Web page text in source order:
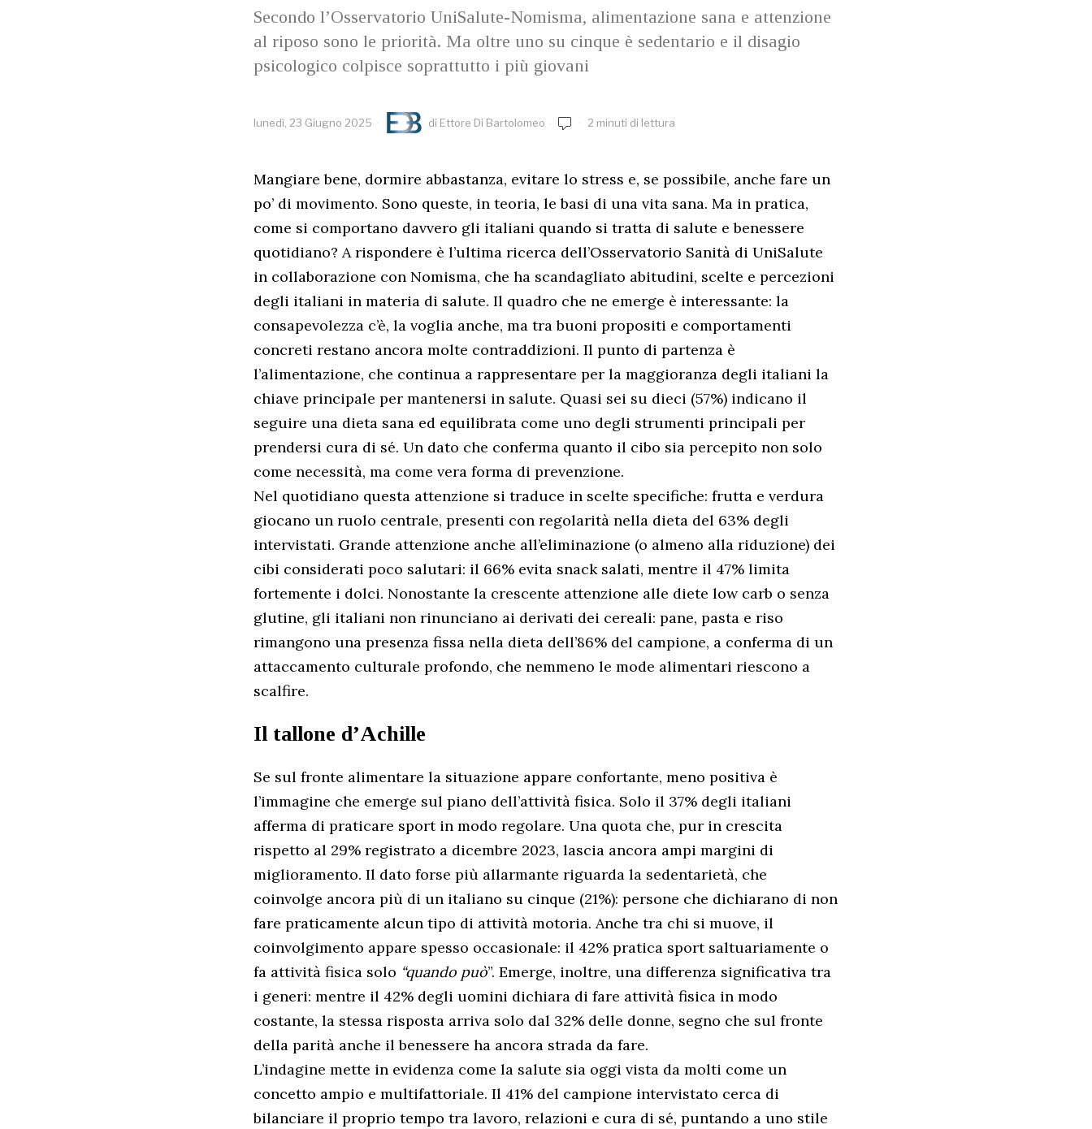
Secondo l’Osservatorio UniSalute-Nomisma, alimentazione sana e attenzione
al riposo sono le priorità. Ma oltre uno su cinque è sedentario e il disagio
psicologico colpisce soprattutto i più giovani
lunedì, 23 Giugno 2025 di Ettore Di Bartolomeo 2 minuti di lettura
Mangiare bene, dormire abbastanza, evitare lo stress e, se possibile, anche fare un
po’ di movimento. Sono queste, in teoria, le basi di una vita sana. Ma in pratica,
come si comportano davvero gli italiani quando si tratta di salute e benessere
quotidiano? A rispondere è l’ultima ricerca dell’Osservatorio Sanità di UniSalute
in collaborazione con Nomisma, che ha scandagliato abitudini, scelte e percezioni
degli italiani in materia di salute. Il quadro che ne emerge è interessante: la
consapevolezza c’è, la voglia anche, ma tra buoni propositi e comportamenti
concreti restano ancora molte contraddizioni. Il punto di partenza è
l’alimentazione, che continua a rappresentare per la maggioranza degli italiani la
chiave principale per mantenersi in salute. Quasi sei su dieci (57%) indicano il
seguire una dieta sana ed equilibrata come uno degli strumenti principali per
prendersi cura di sé. Un dato che conferma quanto il cibo sia percepito non solo
come necessità, ma come vera forma di prevenzione.
Nel quotidiano questa attenzione si traduce in scelte specifiche: frutta e verdura
giocano un ruolo centrale, presenti con regolarità nella dieta del 63% degli
intervistati. Grande attenzione anche all’eliminazione (o almeno alla riduzione) dei
cibi considerati poco salutari: il 66% evita snack salati, mentre il 47% limita
fortemente i dolci. Nonostante la crescente attenzione alle diete low carb o senza
glutine, gli italiani non rinunciano ai derivati dei cereali: pane, pasta e riso
rimangono una presenza fissa nella dieta dell’86% del campione, a conferma di un
attaccamento culturale profondo, che nemmeno le mode alimentari riescono a
scalfire.
Il tallone d’Achille
Se sul fronte alimentare la situazione appare confortante, meno positiva è
l’immagine che emerge sul piano dell’attività fisica. Solo il 37% degli italiani
afferma di praticare sport in modo regolare. Una quota che, pur in crescita
rispetto al 29% registrato a dicembre 2023, lascia ancora ampi margini di
miglioramento. Il dato forse più allarmante riguarda la sedentarietà, che
coinvolge ancora più di un italiano su cinque (21%): persone che dichiarano di non
fare praticamente alcun tipo di attività motoria. Anche tra chi si muove, il
coinvolgimento appare spesso occasionale: il 42% pratica sport saltuariamente o
fa attività fisica solo “quando può”. Emerge, inoltre, una differenza significativa tra
i generi: mentre il 42% degli uomini dichiara di fare attività fisica in modo
costante, la stessa risposta arriva solo dal 32% delle donne, segno che sul fronte
della parità anche il benessere ha ancora strada da fare.
L’indagine mette in evidenza come la salute sia oggi vista da molti come un
concetto ampio e multifattoriale. Il 41% del campione intervistato cerca di
bilanciare il proprio tempo tra lavoro, relazioni e cura di sé, puntando a uno stile